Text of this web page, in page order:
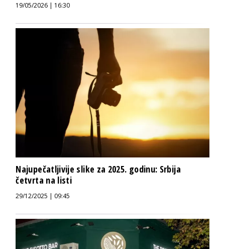
19/05/2026 | 16:30
Najupečatljivije slike za 2025. godinu: Srbija
četvrta na listi
29/12/2025 | 09:45